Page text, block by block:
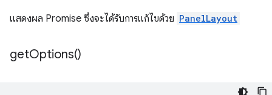
แสดงผล Promise ซึ่งจะได้รับการแก้ไขด้วย PanelLayout
getOptions()